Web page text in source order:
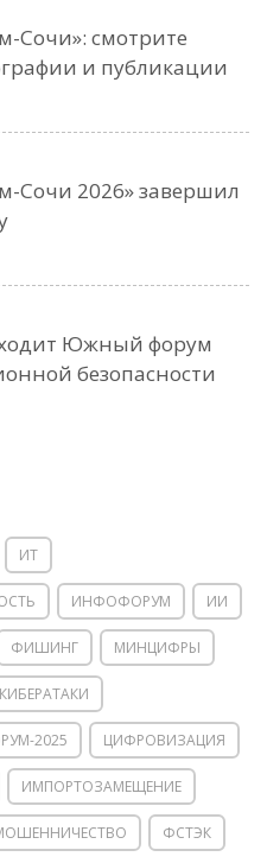
Сочи»: смотрите
и публикации
Сочи 2026» завершил
Южный форум
безопасности
ИТ
ИНФОФОРУМ ИИ
ФИШИНГ МИНЦИФРЫ
КИБЕРАТАКИ
2025 ЦИФРОВИЗАЦИЯ
ИМПОРТОЗАМЕЩЕНИЕ
ФСТЭК